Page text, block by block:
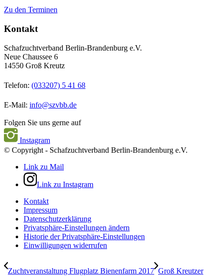
Zu den Terminen
Kontakt
Schafzuchtverband Berlin-Brandenburg e.V.
Neue Chaussee 6
14550 Groß Kreutz
Telefon: (033207) 5 41 68
E-Mail: info@szvbb.de
Folgen Sie uns gerne auf
Instagram
© Copyright - Schafzuchtverband Berlin-Brandenburg e.V.
Link zu Mail
Link zu Instagram
Kontakt
Impressum
Datenschutzerklärung
Privatsphäre-Einstellungen ändern
Historie der Privatsphäre-Einstellungen
Einwilligungen widerrufen
Zuchtveranstaltung Flugplatz Bienenfarm 2017 Groß Kreutzer